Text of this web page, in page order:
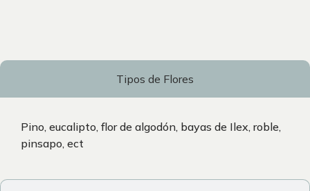
Tipos de Flores
Pino, eucalipto, flor de algodón, bayas de Ilex, roble,
pinsapo, ect